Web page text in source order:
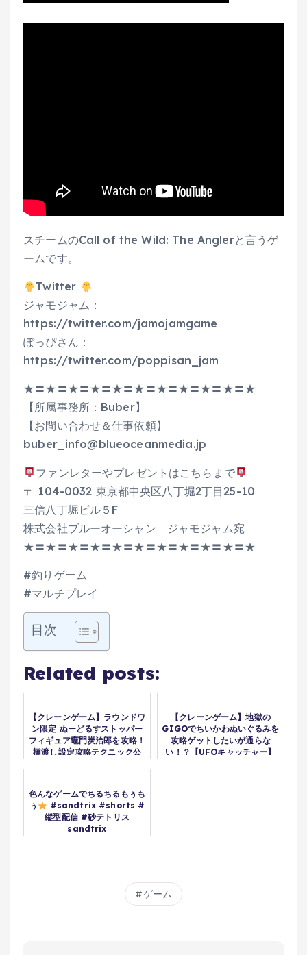
スチームのCall of the Wild: The Anglerと言うゲ
ームです。
Twitter
ジャモジャム：
https://twitter.com/jamojamgame
ぽっぴさん：
https://twitter.com/poppisan_jam
★〓★〓★〓★〓★〓★〓★〓★〓★〓★〓★
【所属事務所：Buber】
【お問い合わせ＆仕事依頼】
buber_info@blueoceanmedia.jp
ファンレターやプレゼントはこちらまで
〒 104-0032 東京都中央区八丁堀2丁目25-10
三信八丁堀ビル５F
株式会社ブルーオーシャン ジャモジャム宛
★〓★〓★〓★〓★〓★〓★〓★〓★〓★〓★
#釣りゲーム
#マルチプレイ
目次
Related posts:
【クレーンゲーム】ラウンドワ
ン限定 ぬーどるすストッパー
フィギュア竈門炭治郎を攻略！
橋渡し設定攻略テクニック公
【クレーンゲーム】地獄の
GIGOでちいかわぬいぐるみを
攻略ゲットしたいが通らな
い！？【UFOキャッチャー】
色んなゲームでちるちるもぅも
ぅ
#sandtrix #shorts #
縦型配信 #砂テトリス
sandtrix
ゲーム